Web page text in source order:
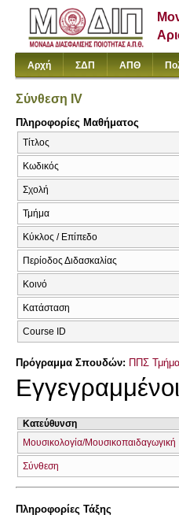
Αρχή ΣΔΠ ΑΠΘ
Σύνθεση IV
Πληροφορίες Μαθήματος
Τίτλος
Κωδικός
Σχολή
Τμήμα
Κύκλος / Επίπεδο
Περίοδος Διδασκαλίας
Κοινό
Κατάσταση
Course ID
Πρόγραμμα Σπουδών: ΠΠΣ
Κατεύθυνση
Μουσικολογία/Μουσικοπαιδαγωγική
Σύνθεση
Πληροφορίες Τάξης